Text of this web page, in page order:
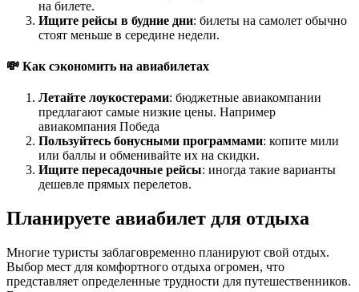
на билете.
Ищите рейсы в будние дни: билеты на самолет обычно
стоят меньше в середине недели.
💸 Как сэкономить на авиабилетах
Летайте лоукостерами: бюджетные авиакомпании
предлагают самые низкие цены. Например
авиакомпания Победа
Пользуйтесь бонусными программами: копите мили
или баллы и обменивайте их на скидки.
Ищите пересадочные рейсы: иногда такие варианты
дешевле прямых перелетов.
Планируете авиабилет для отдыха
Многие туристы заблаговременно планируют свой отдых.
Выбор мест для комфортного отдыха огромен, что
представляет определенные трудности для путешественников.